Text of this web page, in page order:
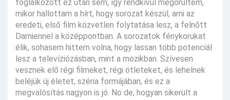
foglalkozott ez után sem, így rendkívül megörültem,
mikor hallottam a hírt, hogy sorozat készül, ami az
eredeti, első film közvetlen folytatása lesz, a felnőtt
Damiennel a középpontban. A sorozatok fénykorukat
élik, sohasem hittem volna, hogy lassan több potenciál
lesz a televíziózásban, mint a mozikban. Szívesen
vesznek elő régi filmeket, régi ötleteket, és lehelnek
beléjük új életet, széria formájában, és ez a
megvalósítás nagyon is jó. No de, hogyan sikerült a